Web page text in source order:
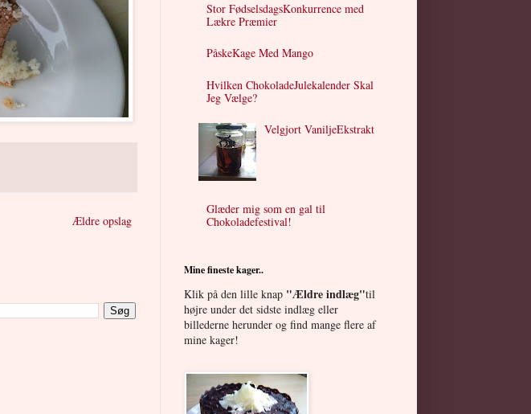
Ældre opslag
Stor FødselsdagsKonkurrence med
Lækre Præmier
PåskeKage Med Mango
Hvilken ChokoladeJulekalender Skal
Jeg Vælge?
Velgjort VaniljeEkstrakt
Glæder mig som en gal til
Chokoladefestival!
Mine fineste kager..
Klik på den lille knap "Ældre indlæg"til
højre under det sidste indlæg eller
billederne herunder og find mange flere af
mine kager!